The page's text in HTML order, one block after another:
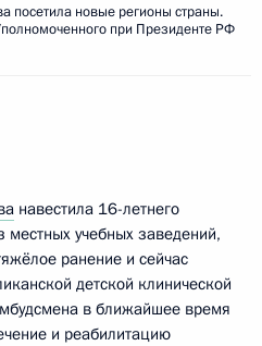
посетила новые регионы страны.
при Президенте РФ
навестила 16-летнего
местных учебных заведений,
ранение и сейчас
детской клинической
в ближайшее время
и реабилитацию